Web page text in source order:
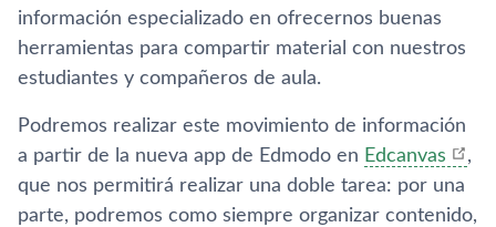
información especializado en ofrecernos buenas
herramientas para compartir material con nuestros
estudiantes y compañeros de aula.
Podremos realizar este movimiento de información
a partir de la nueva app de Edmodo en Edcanvas
,
que nos permitirá realizar una doble tarea: por una
parte, podremos como siempre organizar contenido,